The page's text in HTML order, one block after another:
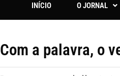
INÍCIO O JORNAL
Com a palavra, o